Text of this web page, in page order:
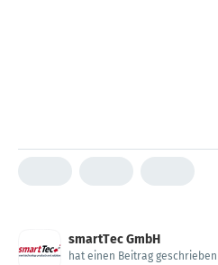
smartTec GmbH
hat einen Beitrag geschrieben